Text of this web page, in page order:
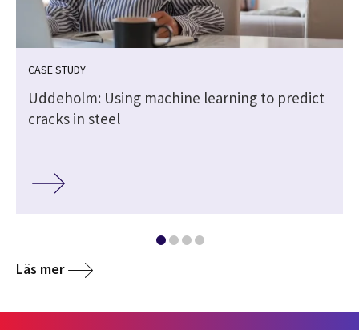
CASE STUDY
Uddeholm: Using machine learning to predict
cracks in steel
Läs mer